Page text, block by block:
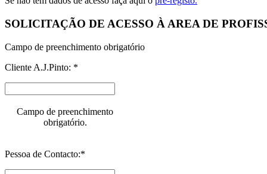
SOLICITAÇÃO DE ACESSO À AREA DE
Campo de preenchimento obrigatório
Cliente A.J.Pinto: *
Campo de preenchimento
obrigatório.
Pessoa de Contacto:*